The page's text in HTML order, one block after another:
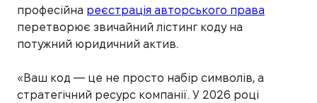
професійна реєстрація авторського права
перетворює звичайний лістинг коду на
потужний юридичний актив.
«Ваш код — це не просто набір символів, а
стратегічний ресурс компанії. У 2026 році